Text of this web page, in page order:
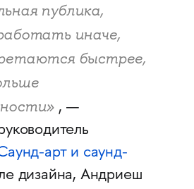
публика,
иначе,
быстрее,
, —
арт и саунд-
дизайна, Андриеш